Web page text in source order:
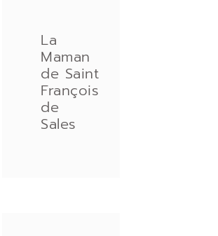
La
Maman
de Saint
François
de
Sales